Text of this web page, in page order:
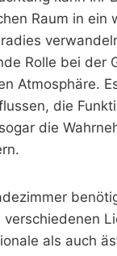
Raum in ein
Rolle bei der
Atmosphäre.
die
die
verschiedenen
als auch